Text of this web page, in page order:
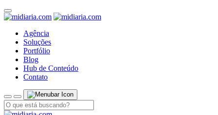
Agência
Soluções
Portfólio
Blog
Hub de Conteúdo
Contato